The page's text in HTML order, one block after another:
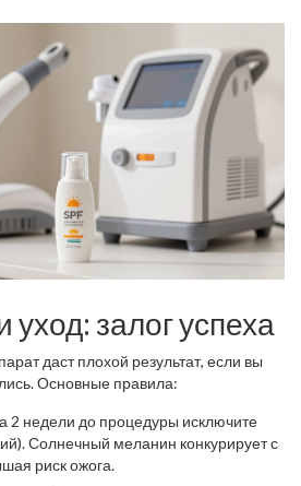
уход: залог успеха
даст плохой результат, если вы
Основные правила:
2 недели до процедуры исключите
Солнечный меланин конкурирует с
риск ожога.